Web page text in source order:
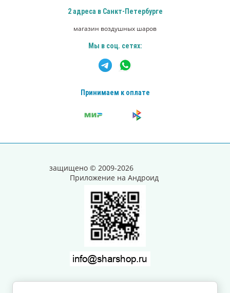
Принимаем к оплате
2 адреса в Санкт-Петербурге
магазин воздушных шаров
Мы в соц. сетях:
защищено © 2009-2026
Приложение на Андроид